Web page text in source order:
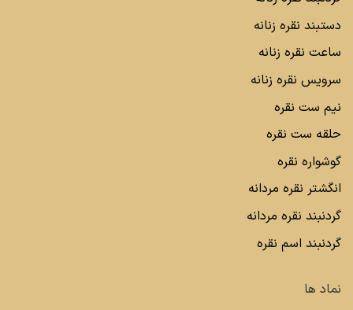
دستبند نقره زنانه
ساعت نقره زنانه
سرویس نقره زنانه
نیم ست نقره
حلقه ست نقره
گوشواره نقره
انگشتر نقره مردانه
گردنبند نقره مردانه
گردنبند اسم نقره
نماد ها